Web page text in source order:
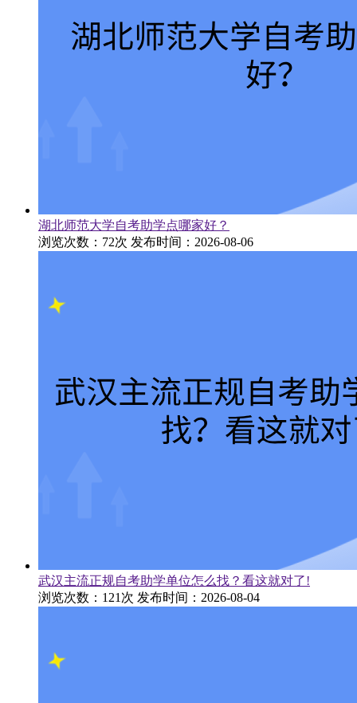
湖北师范大学自考助学点哪家好？
浏览次数：72次 发布时间：2026-08-06
武汉主流正规自考助学单位怎么找？看这就对了!
浏览次数：121次 发布时间：2026-08-04